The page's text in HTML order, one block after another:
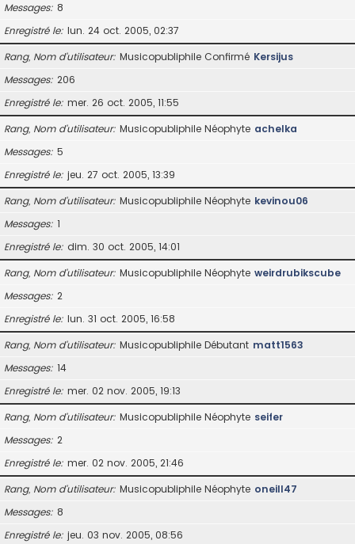
Messages 8
Enregistré le lun. 24 oct. 2005, 02:37
Rang, Nom d’utilisateur Musicopubliphile Confirmé Kersijus
Messages 206
Enregistré le mer. 26 oct. 2005, 11:55
Rang, Nom d’utilisateur Musicopubliphile Néophyte achelka
Messages 5
Enregistré le jeu. 27 oct. 2005, 13:39
Rang, Nom d’utilisateur Musicopubliphile Néophyte kevinou06
Messages 1
Enregistré le dim. 30 oct. 2005, 14:01
Rang, Nom d’utilisateur Musicopubliphile Néophyte weirdrubikscube
Messages 2
Enregistré le lun. 31 oct. 2005, 16:58
Rang, Nom d’utilisateur Musicopubliphile Débutant matt1563
Messages 14
Enregistré le mer. 02 nov. 2005, 19:13
Rang, Nom d’utilisateur Musicopubliphile Néophyte seifer
Messages 2
Enregistré le mer. 02 nov. 2005, 21:46
Rang, Nom d’utilisateur Musicopubliphile Néophyte oneill47
Messages 8
Enregistré le jeu. 03 nov. 2005, 08:56